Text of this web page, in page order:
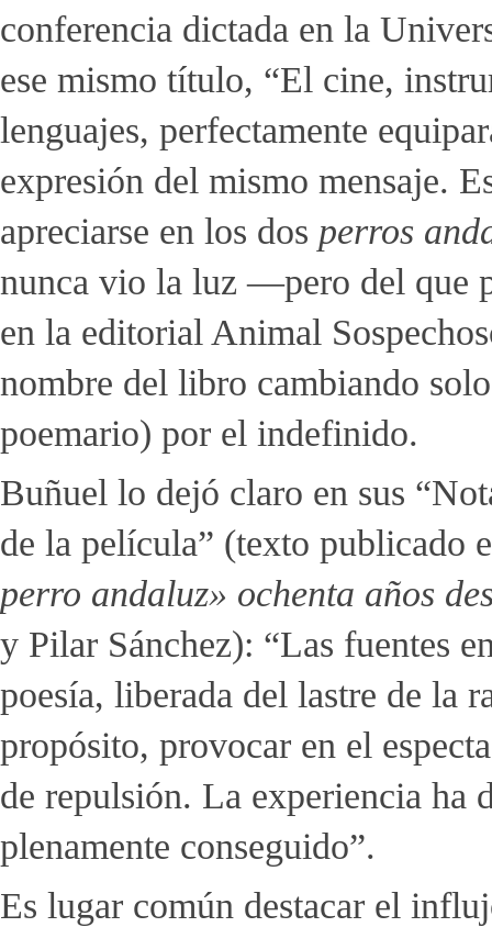
conferencia dictada en la
ese mismo título, “El cine,
lenguajes, perfectamente
expresión del mismo mensaje.
apreciarse en los dos perros
nunca vio la luz —pero del que
en la editorial Animal
nombre del libro cambiando
poemario) por el indefinido.
Buñuel lo dejó claro en sus
de la película” (texto publicado
perro andaluz» ochenta años
y Pilar Sánchez): “Las fuentes
poesía, liberada del lastre de la
propósito, provocar en el
de repulsión. La experiencia ha
plenamente conseguido”.
Es lugar común destacar el